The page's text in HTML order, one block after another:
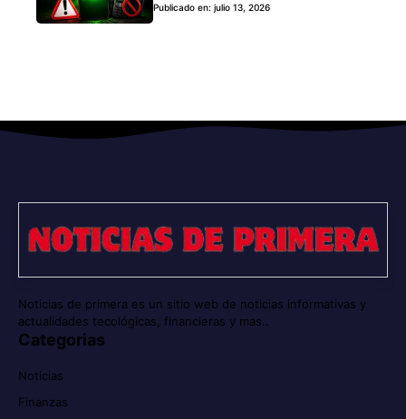
Publicado en: julio 13, 2026
Noticias de primera es un sitio web de noticias informativas y
actualidades tecológicas, financieras y mas..
Categorias
Noticias
Finanzas